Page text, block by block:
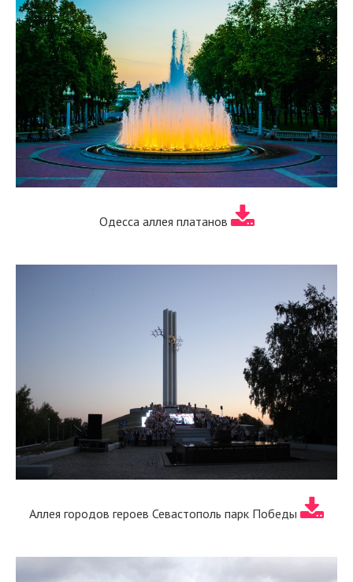
Одесса аллея платанов
Аллея городов героев Севастополь парк Победы